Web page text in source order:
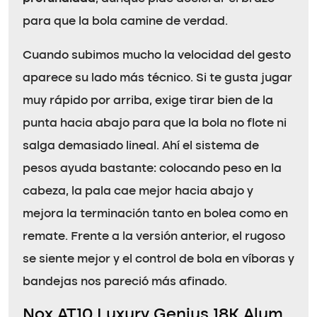
para que la bola camine de verdad.
Cuando subimos mucho la velocidad del gesto
aparece su lado más técnico. Si te gusta jugar
muy rápido por arriba, exige tirar bien de la
punta hacia abajo para que la bola no flote ni
salga demasiado lineal. Ahí el sistema de
pesos ayuda bastante: colocando peso en la
cabeza, la pala cae mejor hacia abajo y
mejora la terminación tanto en bolea como en
remate. Frente a la versión anterior, el rugoso
se siente mejor y el control de bola en víboras y
bandejas nos pareció más afinado.